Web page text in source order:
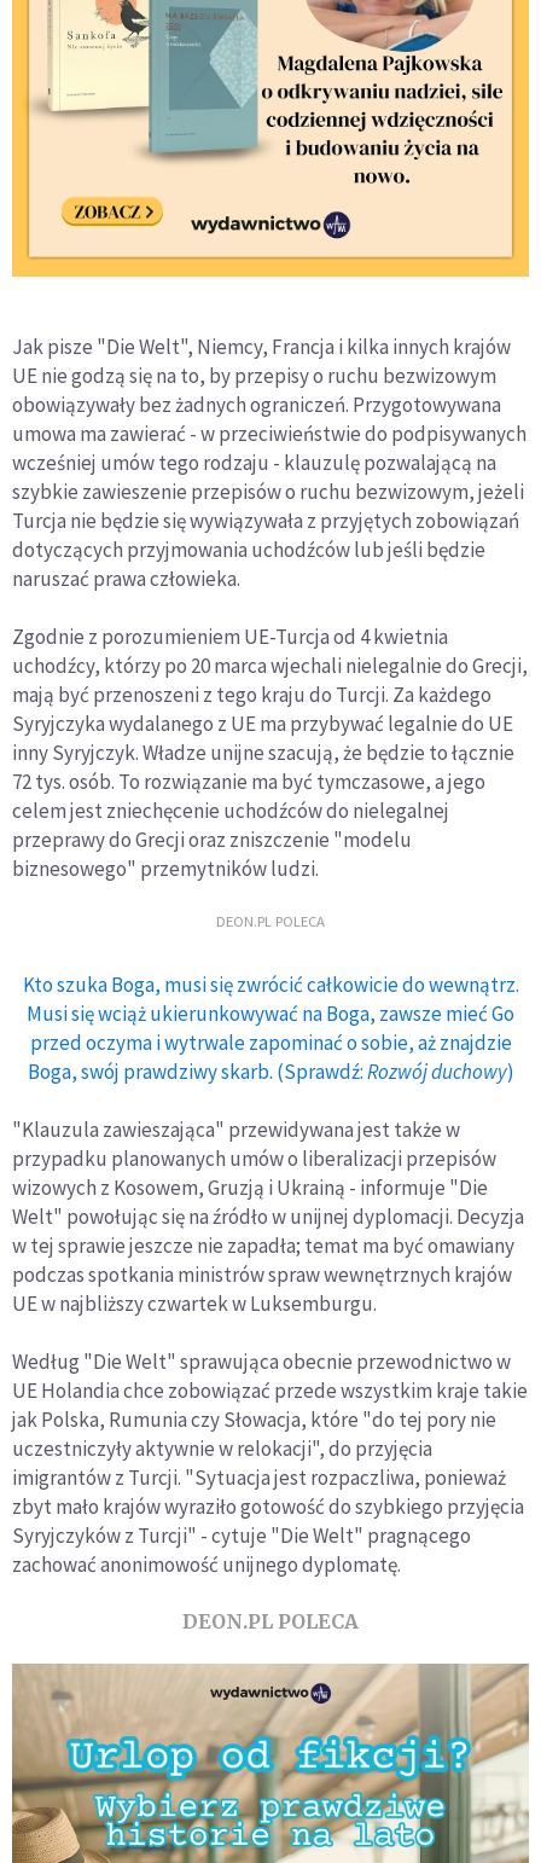
Jak pisze "Die Welt", Niemcy, Francja i kilka innych krajów
UE nie godzą się na to, by przepisy o ruchu bezwizowym
obowiązywały bez żadnych ograniczeń. Przygotowywana
umowa ma zawierać - w przeciwieństwie do podpisywanych
wcześniej umów tego rodzaju - klauzulę pozwalającą na
szybkie zawieszenie przepisów o ruchu bezwizowym, jeżeli
Turcja nie będzie się wywiązywała z przyjętych zobowiązań
dotyczących przyjmowania uchodźców lub jeśli będzie
naruszać prawa człowieka.
Zgodnie z porozumieniem UE-Turcja od 4 kwietnia
uchodźcy, którzy po 20 marca wjechali nielegalnie do Grecji,
mają być przenoszeni z tego kraju do Turcji. Za każdego
Syryjczyka wydalanego z UE ma przybywać legalnie do UE
inny Syryjczyk. Władze unijne szacują, że będzie to łącznie
72 tys. osób. To rozwiązanie ma być tymczasowe, a jego
celem jest zniechęcenie uchodźców do nielegalnej
przeprawy do Grecji oraz zniszczenie "modelu
biznesowego" przemytników ludzi.
DEON.PL POLECA
Kto szuka Boga, musi się zwrócić całkowicie do wewnątrz.
Musi się wciąż ukierunkowywać na Boga, zawsze mieć Go
przed oczyma i wytrwale zapominać o sobie, aż znajdzie
Boga, swój prawdziwy skarb. (Sprawdź:Rozwój duchowy)
"Klauzula zawieszająca" przewidywana jest także w
przypadku planowanych umów o liberalizacji przepisów
wizowych z Kosowem, Gruzją i Ukrainą - informuje "Die
Welt" powołując się na źródło w unijnej dyplomacji. Decyzja
w tej sprawie jeszcze nie zapadła; temat ma być omawiany
podczas spotkania ministrów spraw wewnętrznych krajów
UE w najbliższy czwartek w Luksemburgu.
Według "Die Welt" sprawująca obecnie przewodnictwo w
UE Holandia chce zobowiązać przede wszystkim kraje takie
jak Polska, Rumunia czy Słowacja, które "do tej pory nie
uczestniczyły aktywnie w relokacji", do przyjęcia
imigrantów z Turcji. "Sytuacja jest rozpaczliwa, ponieważ
zbyt mało krajów wyraziło gotowość do szybkiego przyjęcia
Syryjczyków z Turcji" - cytuje "Die Welt" pragnącego
zachować anonimowość unijnego dyplomatę.
DEON.PL POLECA